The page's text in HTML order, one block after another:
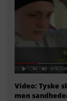
Video: Tyske
men